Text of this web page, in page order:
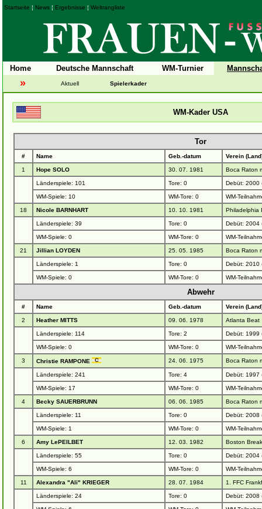
Startseite ¦ News ¦ Ergebnisse ¦ Weltrangliste
Home Deutsche Mannschaft WM-Turnier
» Aktuell Spielerkader
WM-Kader USA
Tor
# Name Geb.-datum Verein
1 Hope SOLO 30. 07. 1981 Boca Raton
Länderspiele: 101 Tore: 0 Debüt: 2000
WM-Spiele: 10 WM-Tore: 0 WM-
18 Nicole BARNHART 10. 10. 1981 Philadelphia
Länderspiele: 39 Tore: 0 Debüt: 2004
WM-Spiele: 0 WM-Tore: 0 WM-
21 Jillian LOYDEN 25. 05. 1985 Boca Raton
Länderspiele: 1 Tore: 0 Debüt: 2010
WM-Spiele: 0 WM-Tore: 0 WM-
Abwehr
# Name Geb.-datum Verein
2 Heather MITTS 09. 06. 1978 Atlanta Beat
Länderspiele: 114 Tore: 2 Debüt: 1999
WM-Spiele: 0 WM-Tore: 0 WM-
3 Christie RAMPONE 24. 06. 1975 Boca Raton
Länderspiele: 241 Tore: 4 Debüt: 1997
WM-Spiele: 17 WM-Tore: 0 WM-
4 Becky SAUERBRUNN 06. 06. 1985 Boca Raton
Länderspiele: 11 Tore: 0 Debüt: 2008
WM-Spiele: 1 WM-Tore: 0 WM-
6 Amy LePEILBET 12. 03. 1982 Boston
Länderspiele: 55 Tore: 0 Debüt: 2004
WM-Spiele: 6 WM-Tore: 0 WM-
11 Alexandra "Ali" KRIEGER 28. 07. 1984 1. FFC
Länderspiele: 24 Tore: 0 Debüt: 2008